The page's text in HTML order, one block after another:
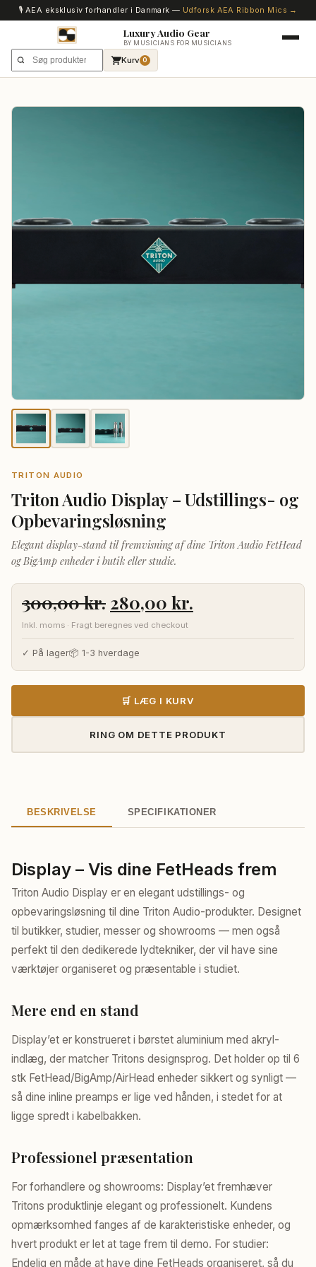
🎙️ AEA eksklusiv forhandler i Danmark — Udforsk AEA Ribbon Mics →
Luxury Audio Gear
BY MUSICIANS FOR MUSICIANS
Kurv 0
TRITON AUDIO
Triton Audio Display – Udstillings- og
Opbevaringsløsning
Elegant display-stand til fremvisning af dine Triton Audio FetHead
og BigAmp enheder i butik eller studie.
300,00kr. Den
oprindelige
pris
var:
300,00 kr..
280,00 kr.
aktuelle
pris
280,00 kr..
Inkl. moms · Fragt beregnes ved checkout
✓ På lager📦 1-3 hverdage
🛒 LÆG I KURV
RING OM DETTE PRODUKT
BESKRIVELSE SPECIFIKATIONER
Display – Vis dine FetHeads frem
Triton Audio Display er en elegant udstillings- og
opbevaringsløsning til dine Triton Audio-produkter. Designet
til butikker, studier, messer og showrooms — men også
perfekt til den dedikerede lydtekniker, der vil have sine
værktøjer organiseret og præsentable i studiet.
Mere end en stand
Display’et er konstrueret i børstet aluminium med akryl-
indlæg, der matcher Tritons designsprog. Det holder op til 6
stk FetHead/BigAmp/AirHead enheder sikkert og synligt —
så dine inline preamps er lige ved hånden, i stedet for at
ligge spredt i kabelbakken.
Professionel præsentation
For forhandlere og showrooms: Display’et fremhæver
Tritons produktlinje elegant og professionelt. Kundens
opmærksomhed fanges af de karakteristiske enheder, og
hvert produkt er let at tage frem til demo. For studier:
Endelig en måde at have dine FetHeads organiseret, så du